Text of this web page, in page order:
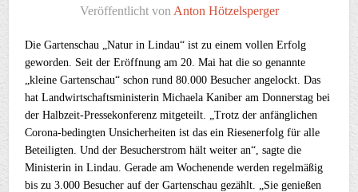
Veröffentlicht von Anton Hötzelsperger
Die Gartenschau „Natur in Lindau“ ist zu einem vollen Erfolg
geworden. Seit der Eröffnung am 20. Mai hat die so genannte
„kleine Gartenschau“ schon rund 80.000 Besucher angelockt. Das
hat Landwirtschaftsministerin Michaela Kaniber am Donnerstag bei
der Halbzeit-Pressekonferenz mitgeteilt. „Trotz der anfänglichen
Corona-bedingten Unsicherheiten ist das ein Riesenerfolg für alle
Beteiligten. Und der Besucherstrom hält weiter an“, sagte die
Ministerin in Lindau. Gerade am Wochenende werden regelmäßig
bis zu 3.000 Besucher auf der Gartenschau gezählt. „Sie genießen